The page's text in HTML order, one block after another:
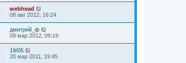
webhead
08 авг 2012, 16:24
дмитрий_ф
09 мар 2012, 09:19
19/05
20 мар 2011, 19:45